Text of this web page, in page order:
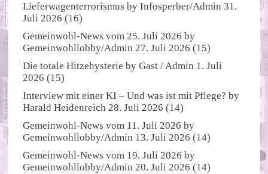
Lieferwagenterrorismus byInfosperber/Admin 31.
Juli 2026 (16)
Gemeinwohl-News vom 25. Juli 2026 by
Gemeinwohllobby/Admin 27. Juli 2026 (15)
Die totale Hitzehysterie byGast / Admin 1. Juli
2026 (15)
Interview mit einer KI – Und was ist mit Pflege? by
Harald Heidenreich 28. Juli 2026 (14)
Gemeinwohl-News vom 11. Juli 2026 by
Gemeinwohllobby/Admin 13. Juli 2026 (14)
Gemeinwohl-News vom 19. Juli 2026 by
Gemeinwohllobby/Admin 20. Juli 2026 (14)